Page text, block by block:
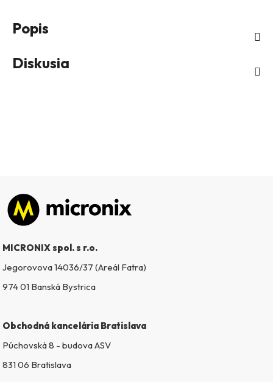
Popis
Diskusia
Zápätie
MICRONIX spol. s r.o.
Jegorovova 14036/37 (Areál Fatra)
974 01 Banská Bystrica
Obchodná kancelária Bratislava
Púchovská 8 - budova ASV
831 06 Bratislava